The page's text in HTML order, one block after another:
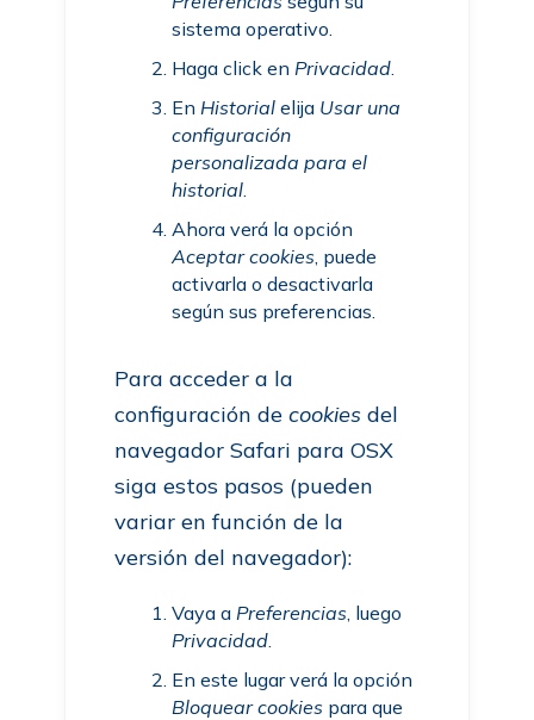
sistema operativo.
Haga click enPrivacidad.
EnHistorial elija Usar una
configuración
personalizada para el
historial.
Ahora verá la opción
Aceptar cookies, puede
activarla o desactivarla
según sus preferencias.
Para acceder a la
configuración decookies del
navegador Safari para OSX
siga estos pasos (pueden
variar en función de la
versión del navegador):
Vaya aPreferencias, luego
Privacidad.
En este lugar verá la opción
Bloquear cookies para que